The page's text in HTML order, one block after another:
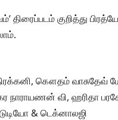
திரைப்படம் குறித்து
கௌதம்
நாராயணன் வி, ஹரிதா
& டெக்னாலஜி